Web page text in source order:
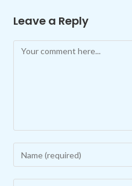
Leave a Reply
Comment
your
name